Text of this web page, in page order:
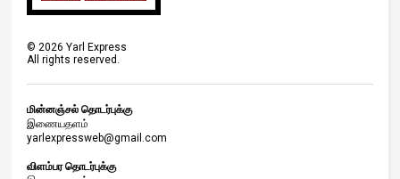
©2026 Yarl Express
All rights reserved.
மின்னஞ்சல் தொடர்புக்கு
இணையதளம்
yarlexpressweb@gmail.com
விளம்பர தொடர்புக்கு